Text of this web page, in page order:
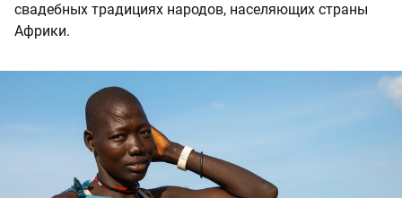
свадебных традициях народов, населяющих страны
Африки.